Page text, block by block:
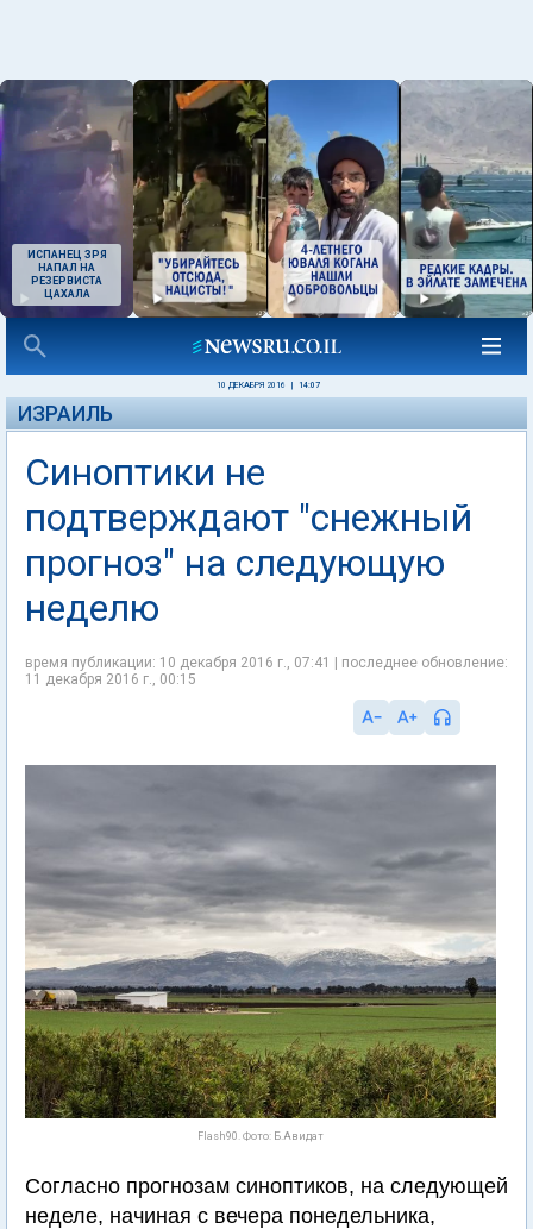
ИСПАНЕЦ ЗРЯ
НАПАЛ НА
РЕЗЕРВИСТА
ЦАХАЛА
10 ДЕКАБРЯ 2016 14:07
ИЗРАИЛЬ
Синоптики не
подтверждают "снежный
прогноз" на следующую
неделю
время публикации: 10 декабря 2016 г., 07:41 | последнее обновление:
11 декабря 2016 г., 00:15
Flash90. Фото: Б.Авидат
Согласно прогнозам синоптиков, на следующей
неделе, начиная с вечера понедельника,